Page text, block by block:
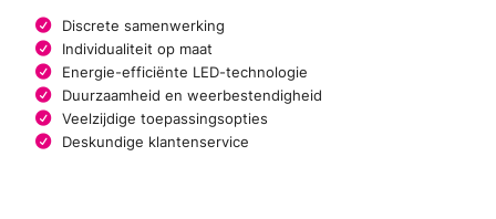
Discrete samenwerking
Individualiteit op maat
Energie-efficiënte LED-technologie
Duurzaamheid en weerbestendigheid
Veelzijdige toepassingsopties
Deskundige klantenservice